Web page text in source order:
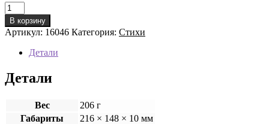
Количество
товара
Ящерица
«РазноОбразное»
В корзину
Артикул: 16046 Категория: Стихи
Детали
Детали
Вес
206 г
Габариты
216 × 148 × 10 мм